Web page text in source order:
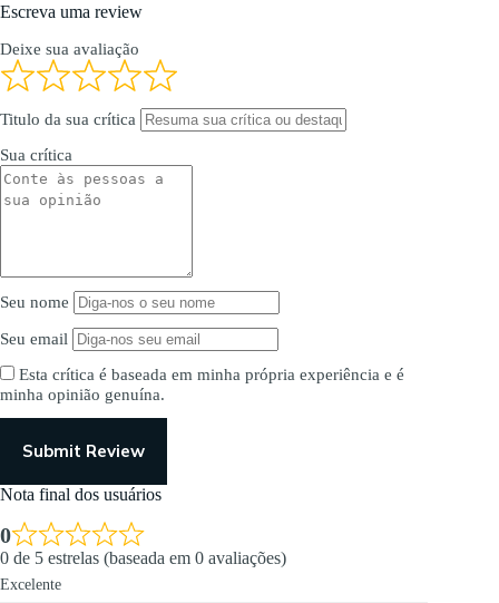
Escreva uma review
Deixe sua avaliação
Titulo da sua crítica
Sua crítica
Seu nome
Seu email
Esta crítica é baseada em minha própria experiência e é
minha opinião genuína.
Submit Review
Nota final dos usuários
0
0 de 5 estrelas (baseada em 0 avaliações)
Excelente